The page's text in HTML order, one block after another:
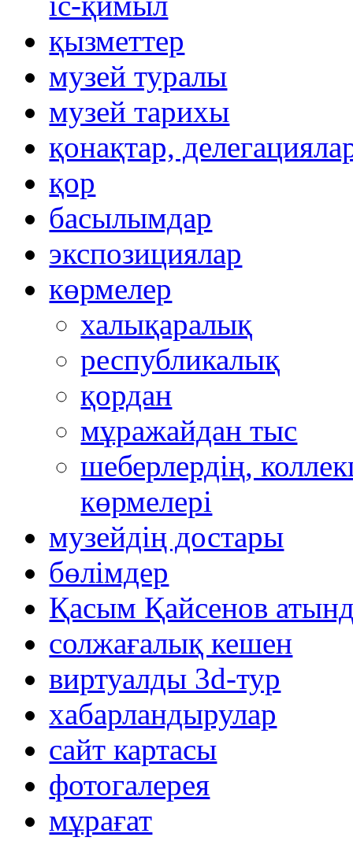
қызметтер
музей туралы
музей тарихы
қонақтар,
қор
басылымдар
экспозициялар
көрмелер
халықаралық
республикалық
қордан
мұражайдан тыс
шеберлердің,
көрмелері
музейдің достары
бөлімдер
Қасым Қайсенов
солжағалық кешен
виртуалды 3d-тур
xабарландырулар
сайт картасы
фотогалерея
мұрағат